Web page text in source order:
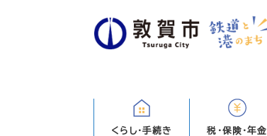
くらし・手続き 税・保険・年金